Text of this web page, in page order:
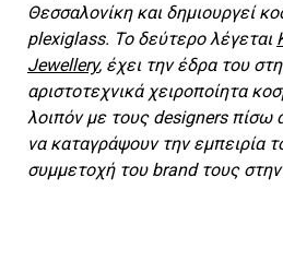
Θεσσαλονίκη και δημιουργεί
plexiglass. To δεύτερο λέγεται
Jewellery, έχει την έδρα του
αριστοτεχνικά χειροποίητα
λοιπόν με τους designers πίσω
να καταγράψουν την εμπειρία
συμμετοχή του brand τους